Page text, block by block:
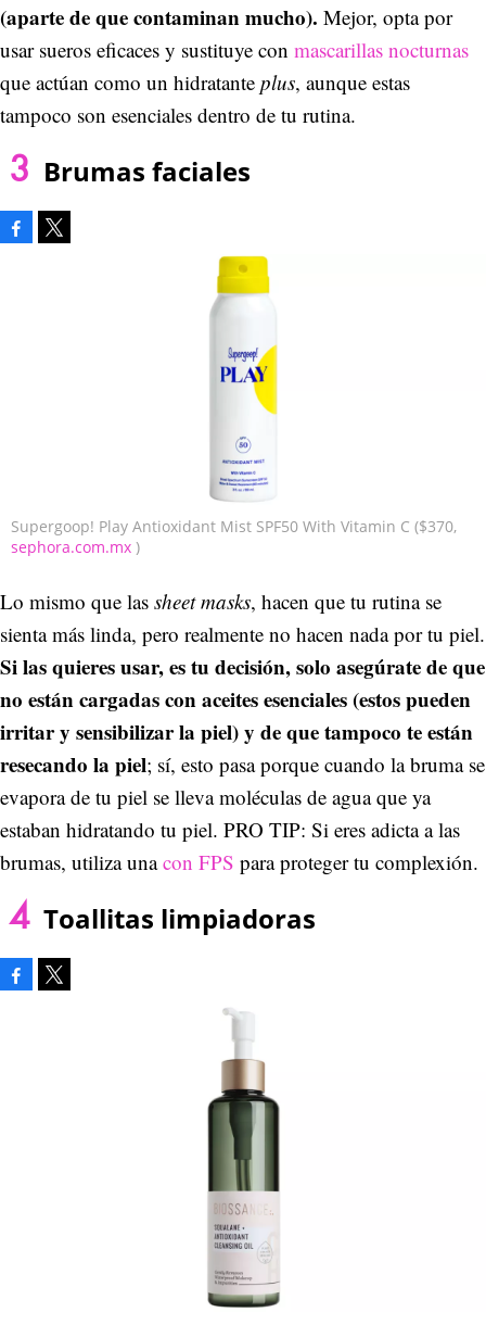
(aparte de que contaminan mucho). Mejor, opta por
usar sueros eficaces y sustituye con mascarillas nocturnas
que actúan como un hidratante plus, aunque estas
tampoco son esenciales dentro de tu rutina.
Brumas faciales
Facebook
Supergoop! Play Antioxidant Mist SPF50 With Vitamin C ($370,
sephora.com.mx )
Lo mismo que las sheet masks, hacen que tu rutina se
sienta más linda, pero realmente no hacen nada por tu piel.
Si las quieres usar, es tu decisión, solo asegúrate de que
no están cargadas con aceites esenciales (estos pueden
irritar y sensibilizar la piel) y de que tampoco te están
resecando la piel; sí, esto pasa porque cuando la bruma se
evapora de tu piel se lleva moléculas de agua que ya
estaban hidratando tu piel. PRO TIP: Si eres adicta a las
brumas, utiliza unacon FPS para proteger tu complexión.
Toallitas limpiadoras
Facebook